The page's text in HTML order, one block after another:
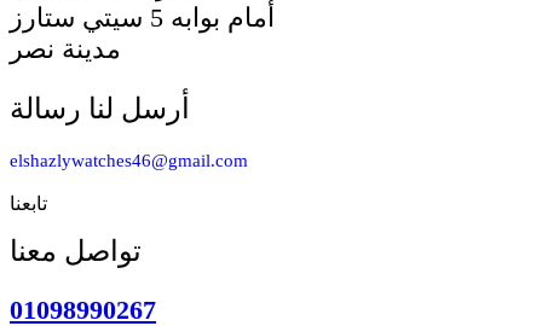
أمام بوابه 5 سيتي ستارز
مدينة نصر
أرسل لنا رسالة
elshazlywatches46@gmail.com
تابعنا
تواصل معنا
01098990267